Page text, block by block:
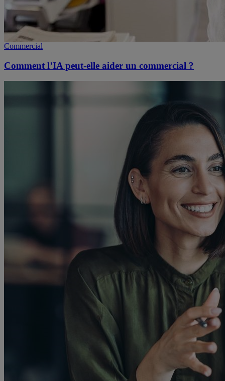
Commercial
Comment l’IA peut-elle aider un commercial ?